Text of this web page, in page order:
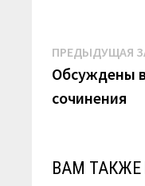
по
ПРЕДЫДУЩАЯ
Обсуждены
сочинения
ВАМ